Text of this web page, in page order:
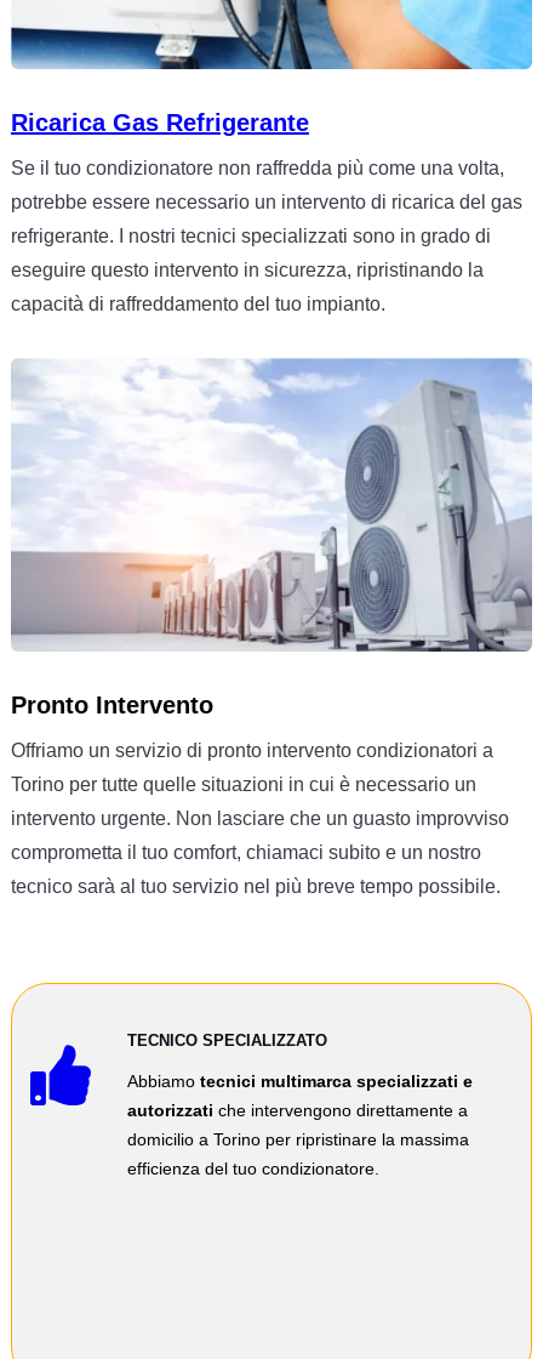
Ricarica Gas Refrigerante
Se il tuo condizionatore non raffredda più come una volta,
potrebbe essere necessario un intervento di ricarica del gas
refrigerante. I nostri tecnici specializzati sono in grado di
eseguire questo intervento in sicurezza, ripristinando la
capacità di raffreddamento del tuo impianto.
Pronto Intervento
Offriamo un servizio di pronto intervento condizionatori a
Torino per tutte quelle situazioni in cui è necessario un
intervento urgente. Non lasciare che un guasto improvviso
comprometta il tuo comfort, chiamaci subito e un nostro
tecnico sarà al tuo servizio nel più breve tempo possibile.

TECNICO SPECIALIZZATO
Abbiamo tecnici multimarca specializzati e
autorizzati che intervengono direttamente a
domicilio a Torino per ripristinare la massima
efficienza del tuo condizionatore.